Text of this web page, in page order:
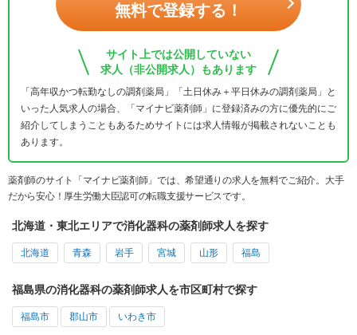
無料で登録する！
サイト上では公開していない
求人（非公開求人）もあります
「高年収かつ転勤なしの調剤薬局」「土日休み＋平日休みの調剤薬局」と
いった人気求人の場合、「マイナビ薬剤師」に登録済みの方に優先的にご
紹介してしまうこともあるためサイトには求人情報が掲載されないことも
あります。
薬剤師のサイト「マイナビ薬剤師」では、希望通りの求人を無料でご紹介。大手
だから安心！厚生労働大臣認可の転職支援サービスです。
北海道・東北エリアで消化器科の薬剤師求人を探す
北海道 青森 岩手 宮城 山形 福島
福島県の消化器科の薬剤師求人を市区町村で探す
福島市 郡山市 いわき市